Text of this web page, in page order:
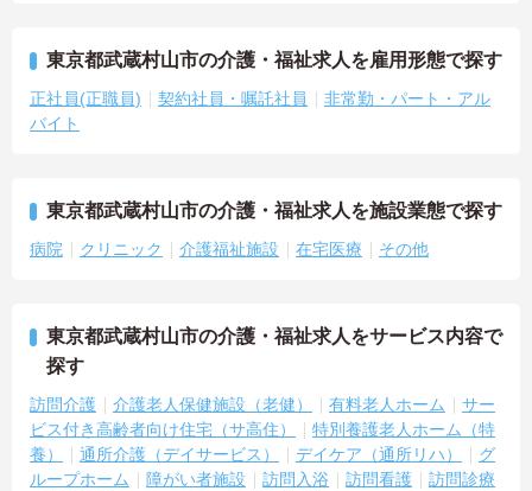
東京都武蔵村山市の介護・福祉求人を雇用形態で探す
正社員(正職員) 契約社員・嘱託社員
非常勤・パート・アル
バイト
東京都武蔵村山市の介護・福祉求人を施設業態で探す
病院 クリニック 介護福祉施設 在宅医療 その他
東京都武蔵村山市の介護・福祉求人をサービス内容で
探す
訪問介護 介護老人保健施設（老健） 有料老人ホーム
サー
ビス付き高齢者向け住宅（サ高住）
特別養護老人ホーム（特
養）
通所介護（デイサービス） デイケア（通所リハ）
グ
ループホーム
障がい者施設 訪問入浴 訪問看護
訪問診療